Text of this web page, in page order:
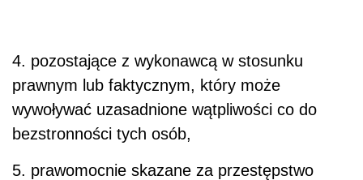
4. pozostające z wykonawcą w stosunku
prawnym lub faktycznym, który może
wywoływać uzasadnione wątpliwości co do
bezstronności tych osób,
5. prawomocnie skazane za przestępstwo